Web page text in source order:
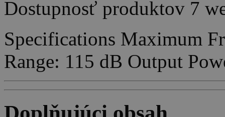
Dostupnosť produktov 7
Specifications Maximum
Range: 115 dB Output